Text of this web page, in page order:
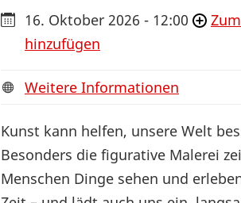
16. Oktober 2026 - 12:00
hinzufügen
Weitere Informationen
Kunst kann helfen, unsere Welt
Besonders die figurative Malerei
Menschen Dinge sehen und